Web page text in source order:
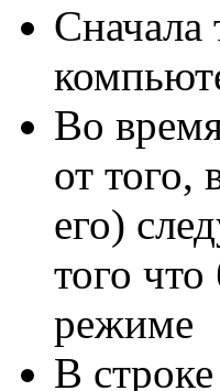
Сначала
Во
от того,
его)
того
режиме
В